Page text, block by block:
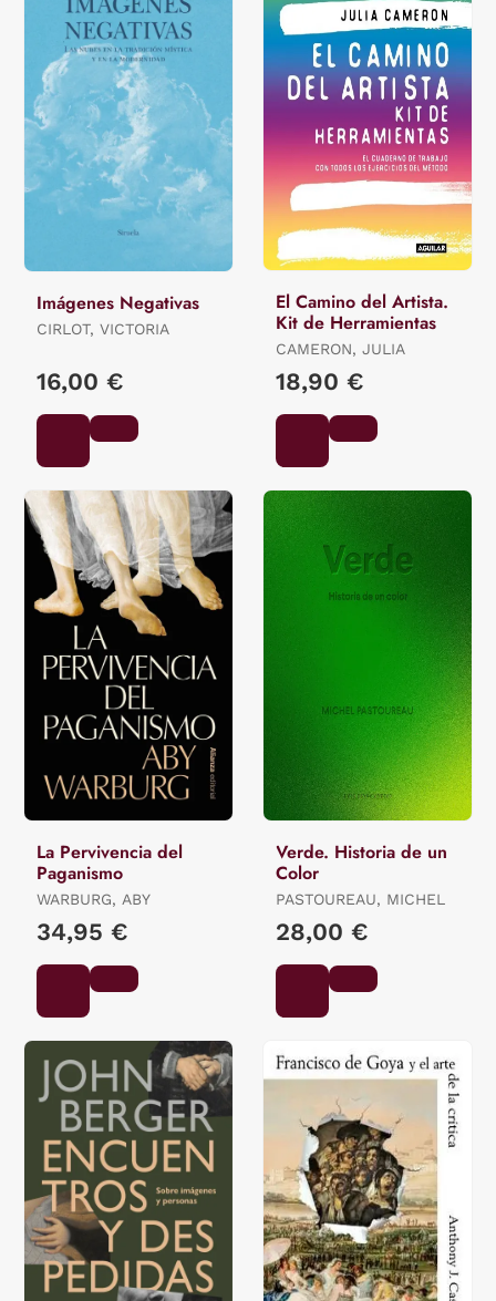
Imágenes Negativas
CIRLOT, VICTORIA
16,00 €
El Camino del Artista.
Kit de Herramientas
CAMERON, JULIA
18,90 €
La Pervivencia del
Paganismo
WARBURG, ABY
34,95 €
Verde. Historia de un
Color
PASTOUREAU, MICHEL
28,00 €